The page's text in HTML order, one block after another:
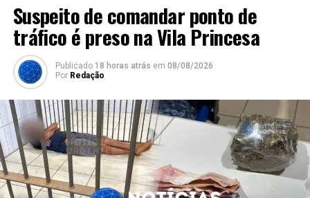
Suspeito de comandar ponto de
tráfico é preso na Vila Princesa
Publicado 18 horas atrás em 08/08/2026
Por Redação